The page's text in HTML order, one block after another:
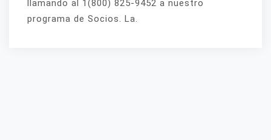
llamando al 1(800) 825-9452 a nuestro
programa de Socios. La.